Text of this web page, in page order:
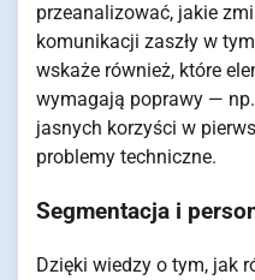
przeanalizować, jakie
komunikacji zaszły w
wskaże również, które
wymagają poprawy —
jasnych korzyści w
problemy techniczne.
Segmentacja i
Dzięki wiedzy o tym, jak